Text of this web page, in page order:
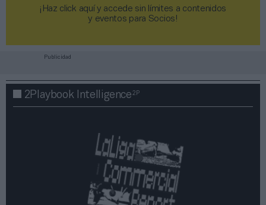
¡Haz click aquí y accede sin límites a contenidos
y eventos para Socios!​​​​​​​
Publicidad
2Playbook Intelligence2P